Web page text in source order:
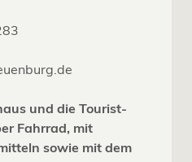
und die Tourist-
Fahrrad, mit
sowie mit dem